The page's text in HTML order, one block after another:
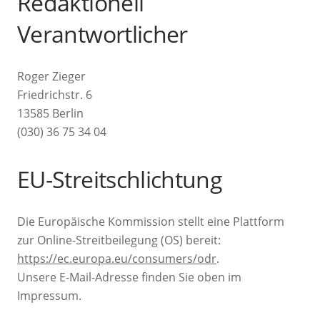
Verantwortlicher
Roger Zieger
Friedrichstr. 6
13585 Berlin
(030) 36 75 34 04
EU-Streitschlichtung
Die Europäische Kommission stellt eine Plattform
zur Online-Streitbeilegung (OS) bereit:
https://ec.europa.eu/consumers/odr.
Unsere E-Mail-Adresse finden Sie oben im
Impressum.